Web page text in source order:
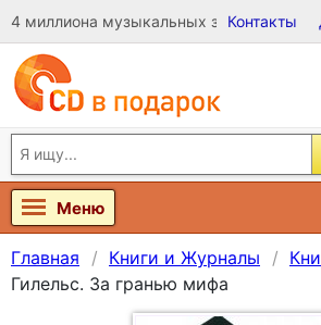
4 миллиона музыкальных записей на
Контакты
Меню
Главная Книги и Журналы
Гилельс. За гранью мифа